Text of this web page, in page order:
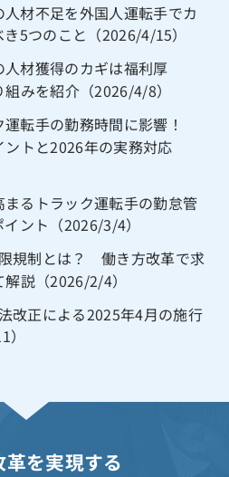
人材不足を外国人運転手でカ
5つのこと（2026/4/15）
人材獲得のカギは福利厚
みを紹介（2026/4/8）
運転手の勤務時間に影響！
トと2026年の実務対応
まるトラック運転手の勤怠管
ント（2026/3/4）
規制とは？ 働き方改革で求
説（2026/2/4）
改正による2025年4月の施行
を実現する